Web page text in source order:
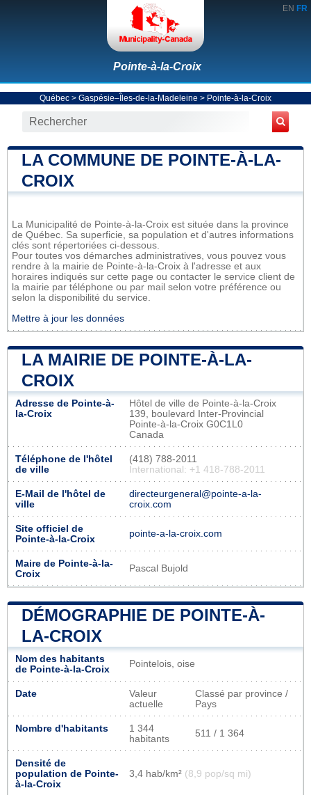
EN FR
Pointe-à-la-Croix
Québec > Gaspésie–Îles-de-la-Madeleine > Pointe-à-la-Croix
LA COMMUNE DE POINTE-À-LA-
CROIX
La Municipalité de Pointe-à-la-Croix est située dans la province
de Québec. Sa superficie, sa population et d'autres informations
clés sont répertoriées ci-dessous.
Pour toutes vos démarches administratives, vous pouvez vous
rendre à la mairie de Pointe-à-la-Croix à l'adresse et aux
horaires indiqués sur cette page ou contacter le service client de
la mairie par téléphone ou par mail selon votre préférence ou
selon la disponibilité du service.
Mettre à jour les données
LA MAIRIE DE POINTE-À-LA-
CROIX
Adresse de Pointe-à-
la-Croix
Hôtel de ville de Pointe-à-la-Croix
139, boulevard Inter-Provincial
Pointe-à-la-Croix G0C1L0
Canada
Téléphone de l'hôtel
de ville
(418) 788-2011
International: +1 418-788-2011
E-Mail de l'hôtel de
ville
directeurgeneral@pointe-a-la-
croix.com
Site officiel de
Pointe-à-la-Croix
pointe-a-la-croix.com
Maire de Pointe-à-la-
Croix
Pascal Bujold
DÉMOGRAPHIE DE POINTE-À-
LA-CROIX
Nom des habitants
de Pointe-à-la-Croix
Pointelois, oise
Date
Valeur
actuelle
Classé par province /
Pays
Nombre d'habitants
1 344
habitants
511 / 1 364
Densité de
population de Pointe-
à-la-Croix
3,4 hab/km² (8,9 pop/sq mi)